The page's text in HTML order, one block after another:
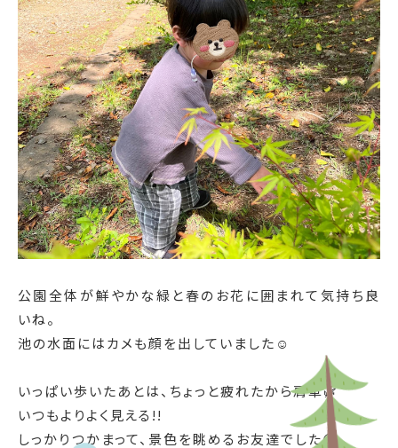
公園全体が鮮やかな緑と春のお花に囲まれて気持ち良
いね。
池の水面にはカメも顔を出していました☺️
いっぱい歩いたあとは、ちょっと疲れたから肩車🌿
いつもよりよく見える!!
しっかりつかまって、景色を眺めるお友達でした😊